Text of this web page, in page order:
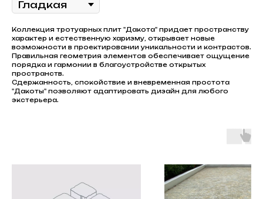
Коллекция тротуарных плит "Дакота" придает пространству
характер и естественную харизму, открывает новые
возможности в проектировании уникальности и контрастов.
Правильная геометрия элементов обеспечивает ощущение
порядка и гармонии в благоустройстве открытых
пространств.
Сдержанность, спокойствие и вневременная простота
"Дакоты" позволяют адаптировать дизайн для любого
экстерьера.